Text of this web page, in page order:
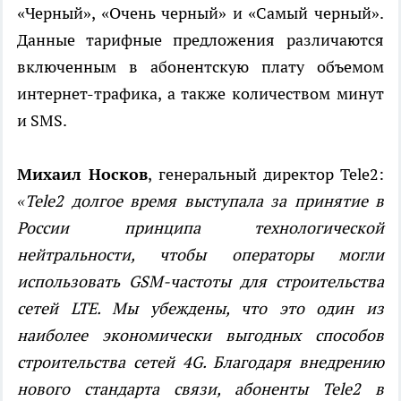
«Черный», «Очень черный» и «Самый черный».
Данные тарифные предложения различаются
включенным в абонентскую плату объемом
интернет-трафика, а также количеством минут
и SMS.
Михаил Носков, генеральный директор Tele2:
«Tele2 долгое время выступала за принятие в
России принципа технологической
нейтральности, чтобы операторы могли
использовать GSM-частоты для строительства
сетей LTE. Мы убеждены, что это один из
наиболее экономически выгодных способов
строительства сетей 4G. Благодаря внедрению
нового стандарта связи, абоненты Tele2 в